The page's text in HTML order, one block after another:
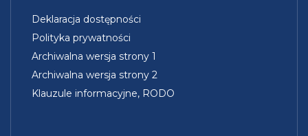
Deklaracja dostępności
Polityka prywatności
Archiwalna wersja strony 1
Archiwalna wersja strony 2
Klauzule informacyjne, RODO